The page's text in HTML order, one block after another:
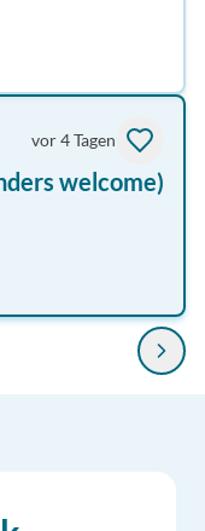
vor 4 Tagen
welcome)